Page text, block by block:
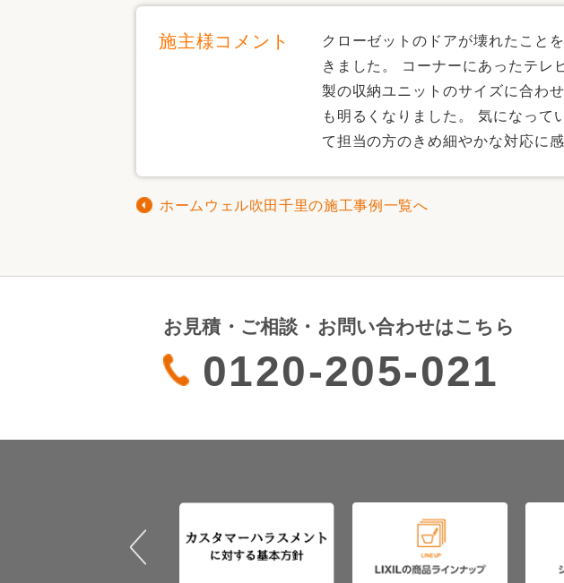
施主様コメント
クローゼットのドアが壊れたこと
きました。 コーナーにあったテレ
製の収納ユニットのサイズに合わ
も明るくなりました。 気になって
て担当の方のきめ細やかな対応に
ホームウェル吹田千里の施工事例一覧へ
お見積・ご相談・お問い合わせはこちら
0120-205-021